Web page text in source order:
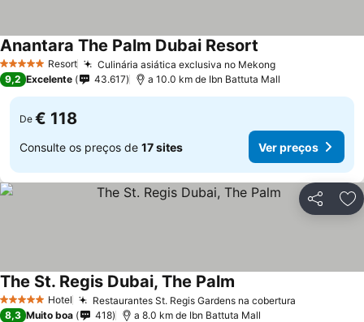
5 Estrelas Resort Culinária asiática exclusiva no Mekong
Anantara The Palm Dubai Resort
9,2 Excelente 43.617 a 10.0 km de Ibn Battuta Mall
De € 118
Consulte os preços de 17 sites Ver preços
Partilhar
5 Estrelas Hotel Restaurantes St. Regis Gardens na cobertura
The St. Regis Dubai, The Palm
8,3 Muito boa 418 a 8.0 km de Ibn Battuta Mall